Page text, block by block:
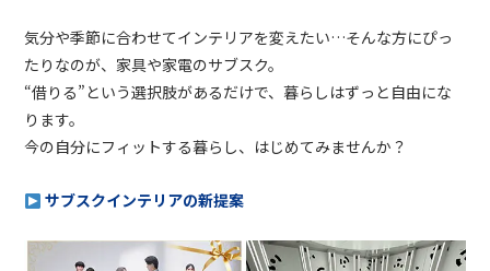
気分や季節に合わせてインテリアを変えたい…そんな方にぴっ
たりなのが、家具や家電のサブスク。
“借りる”という選択肢があるだけで、暮らしはずっと自由にな
ります。
今の自分にフィットする暮らし、はじめてみませんか？
サブスクインテリアの新提案